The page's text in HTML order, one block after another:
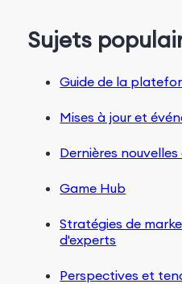
Sujets
Guide de la
Mises à jour et
Dernières
Game Hub
Stratégies de
d'experts
Perspectives et